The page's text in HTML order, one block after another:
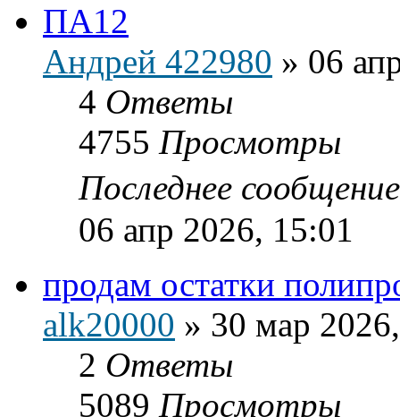
ПА12
Андрей 422980 » 06
4 Ответы
4755 Просмотры
Последнее
06 апр 2026, 15:01
продам остатки
alk20000 » 30 мар
2 Ответы
5089 Просмотры